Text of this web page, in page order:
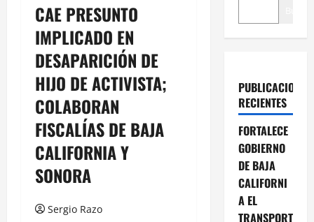
CAE PRESUNTO
IMPLICADO EN
DESAPARICIÓN DE
HIJO DE ACTIVISTA;
COLABORAN
FISCALÍAS DE BAJA
CALIFORNIA Y
SONORA
Sergio Razo
PUBLICACIONES
RECIENTES
FORTALECE
GOBIERNO
DE BAJA
CALIFORNI
A EL
TRANSPORT